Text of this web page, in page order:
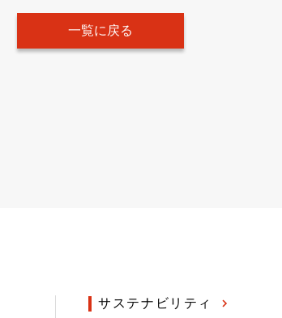
一覧に戻る
サステナビリティ